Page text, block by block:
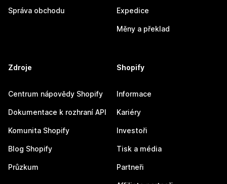
Správa obchodu Expedice
Měny a překlad
Zdroje
Centrum nápovědy Shopify
Dokumentace k rozhraní API
Komunita Shopify
Blog Shopify
Průzkum
Shopify
Informace
Kariéry
Investoři
Tisk a média
Partneři